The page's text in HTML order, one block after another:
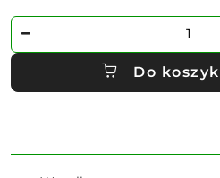
Ilość
Do
Dostępność